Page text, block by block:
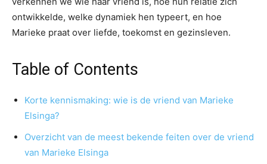
ontwikkelde, welke dynamiek hen typeert, en hoe
Marieke praat over liefde, toekomst en gezinsleven.
Table of Contents
Korte kennismaking: wie is de vriend van Marieke
Elsinga?
Overzicht van de meest bekende feiten over de vriend
van Marieke Elsinga